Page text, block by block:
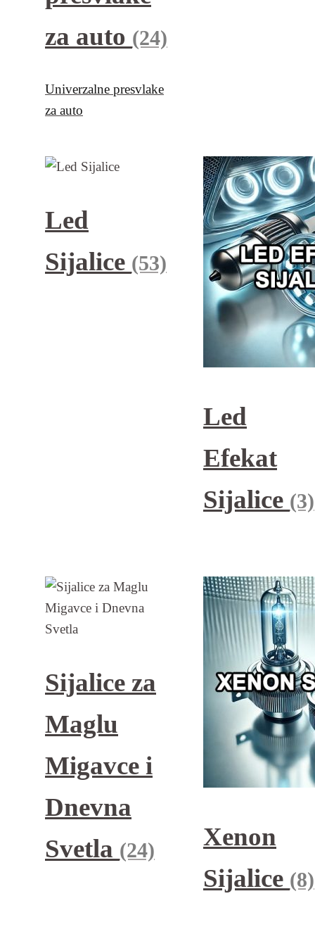
za auto (24)
Univerzalne presvlake
za auto
Led
Sijalice (53)
Led
Efekat
Sijalice (3)
Sijalice za
Maglu
Migavce i
Dnevna
Svetla (24)
Xenon
Sijalice (8)